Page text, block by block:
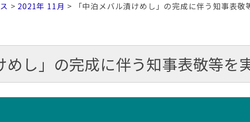
> 2021年 11月 > 「中泊メバル漬けめし」の完成に伴う知事表敬
めし」の完成に伴う知事表敬等を